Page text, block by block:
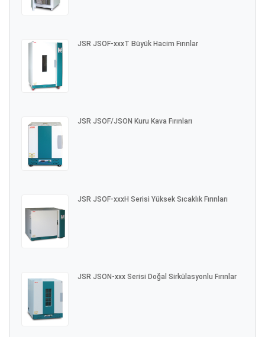
JSR JSOF-xxxT Büyük Hacim Fırınlar
JSR JSOF/JSON Kuru Kava Fırınları
JSR JSOF-xxxH Serisi Yüksek Sıcaklık Fırınları
JSR JSON-xxx Serisi Doğal Sirkülasyonlu Fırınlar